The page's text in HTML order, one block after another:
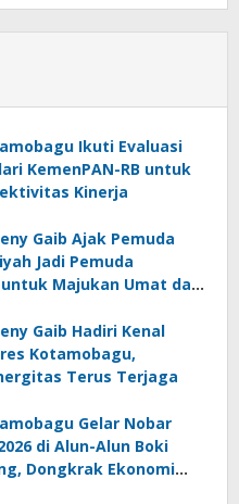
Ikuti Evaluasi
KemenPAN-RB untuk
Kinerja
Gaib Ajak Pemuda
Jadi Pemuda
Majukan Umat dan
Gaib Hadiri Kenal
Kotamobagu,
Terus Terjaga
Gelar Nobar
di Alun-Alun Boki
Dongkrak Ekonomi